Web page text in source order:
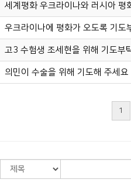
세계평화 우크라이나와 러시아 평
우크라이나에 평화가 오도록 기도
고3 수험생 조세현을 위해 기도부
의민이 수술을 위해 기도해 주세요
1